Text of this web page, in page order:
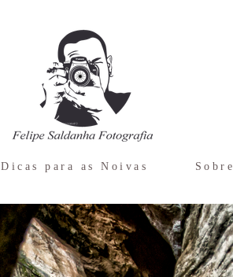
Dicas para as Noivas Sobre